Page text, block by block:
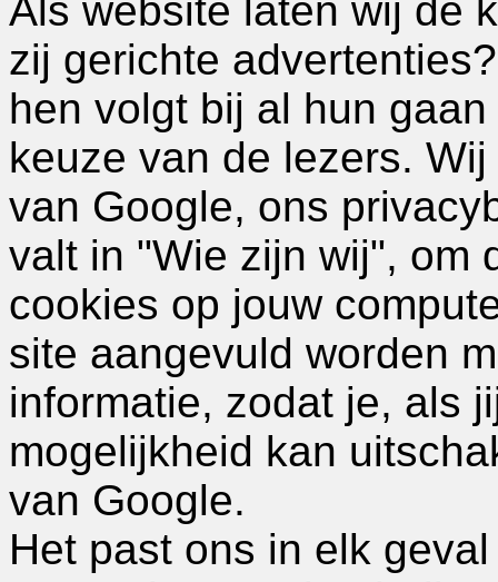
Als website laten wij de
zij gerichte
hen volgt bij al hun
keuze van de lezers.
van Google, ons
valt in "Wie zijn wij", om
cookies op jouw
site aangevuld worden
informatie, zodat je, als
mogelijkheid kan
van Google.
Het past ons in elk